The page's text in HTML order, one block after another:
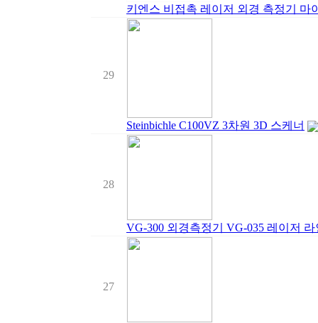
키엔스 비접촉 레이저 외경 측정기 마
29
Steinbichle C100VZ 3차원 3D 스케너
28
VG-300 외경측정기 VG-035 레이저
27